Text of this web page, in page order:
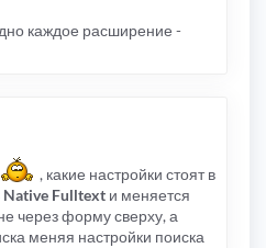
каждое расширение -
, какие настройки стоят в
Native Fulltext и меняется
через форму сверху, а
меняя настройки поиска